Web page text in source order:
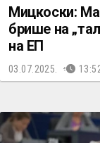
Мицкоски:
брише на
на ЕП
03.07.2025.